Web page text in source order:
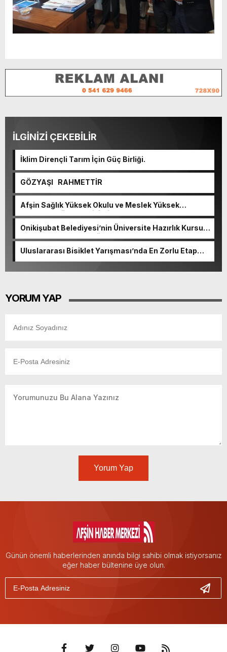
İLGİNİZİ ÇEKEBİLİR
İklim Dirençli Tarım İçin Güç Birliği.
GÖZYAŞI RAHMETTİR
Afşin Sağlık Yüksek Okulu ve Meslek Yüksek
Okulunda görev değişimi!
Onikişubat Belediyesi’nin Üniversite Hazırlık Kursu
başvurularında son gün 7 Ağustos.
Uluslararası Bisiklet Yarışması’nda En Zorlu Etap
YORUM YAP
Yorum Yap
Günün önemli haberlerinden anında bilgi sahibi olmak istiyorsanız
eğer haber bültenine üye olun.